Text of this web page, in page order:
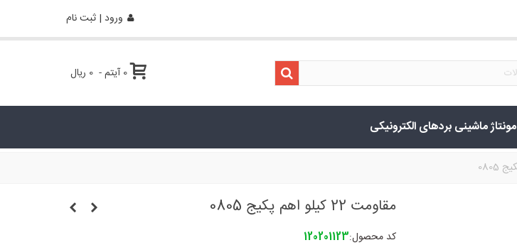
ورود | ثبت نام
0 آیتم- 0 ریال
مونتاژ ماشینی بردهای الکترونیکی
مقاومت 22 کیلو اهم پکیج 0805
کد محصول:120201123